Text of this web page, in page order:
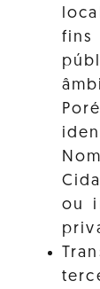
fins
ou